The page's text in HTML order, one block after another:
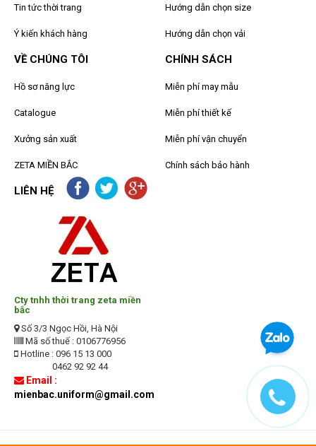
Tin tức thời trang
Ý kiến khách hàng
Hướng dẫn chọn size
Hướng dẫn chọn vải
VỀ CHÚNG TÔI
Hồ sơ năng lực
Catalogue
Xưởng sản xuất
ZETA MIỀN BẮC
CHÍNH SÁCH
Miễn phí may mẫu
Miễn phí thiết kế
Miễn phí vận chuyển
Chính sách bảo hành
LIÊN HỆ
Cty tnhh thời trang zeta miền
bắc
Số 3/3 Ngọc Hồi, Hà Nội
Mã số thuế : 0106776956
Hotline : 096 15 13 000
0462 92 92 44
Email :
mienbac.uniform@gmail.com